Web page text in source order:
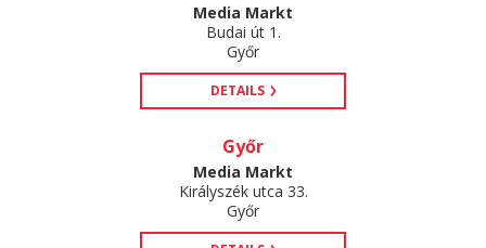
Media Markt
Budai út 1.
Győr
DETAILS
Győr
Media Markt
Királyszék utca 33.
Győr